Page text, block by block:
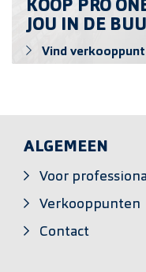
KOOP PRO
JOU IN DE
Vind verkooppunt
ALGEMEEN
Voor
Verkooppunten
Contact